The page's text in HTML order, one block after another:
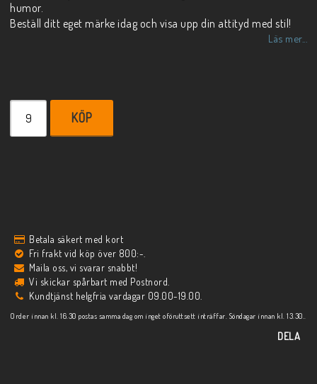
humor.
Beställ ditt eget märke idag och visa upp din attityd med stil!
Läs mer...
KÖP
Betala säkert med kort
Fri frakt vid köp över 800:-.
Maila oss, vi svarar snabbt!
Vi skickar spårbart med Postnord.
Kundtjänst helgfria vardagar 09.00-19.00.
Order innan kl. 16.30 postas samma dag om inget oföruttsett inträffar. Söndagar innan kl. 13.30..
DELA